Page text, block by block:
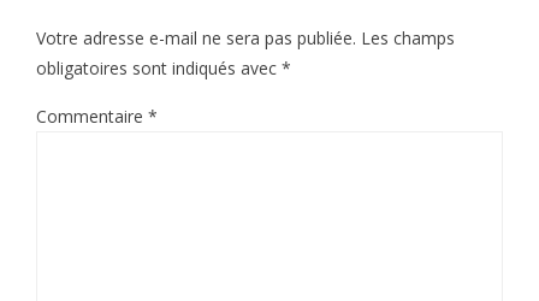
Votre adresse e-mail ne sera pas publiée. Les champs
obligatoires sont indiqués avec *
Commentaire *